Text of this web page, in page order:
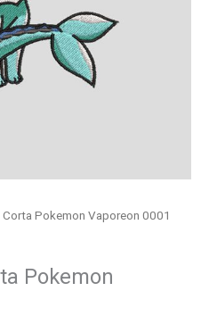
Pokemon Vaporeon 0001
Pokemon